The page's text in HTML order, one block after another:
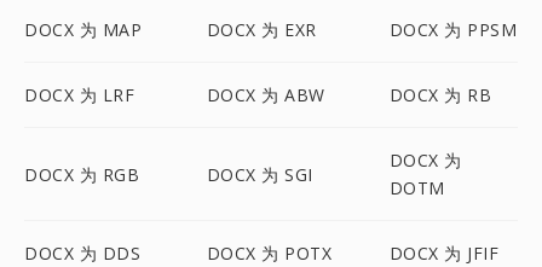
DOCX 为 MAP DOCX 为 EXR DOCX 为 PPSM
DOCX 为 LRF DOCX 为 ABW DOCX 为 RB
DOCX 为 RGB DOCX 为 SGI
DOCX 为
DOTM
DOCX 为 DDS DOCX 为 POTX DOCX 为 JFIF